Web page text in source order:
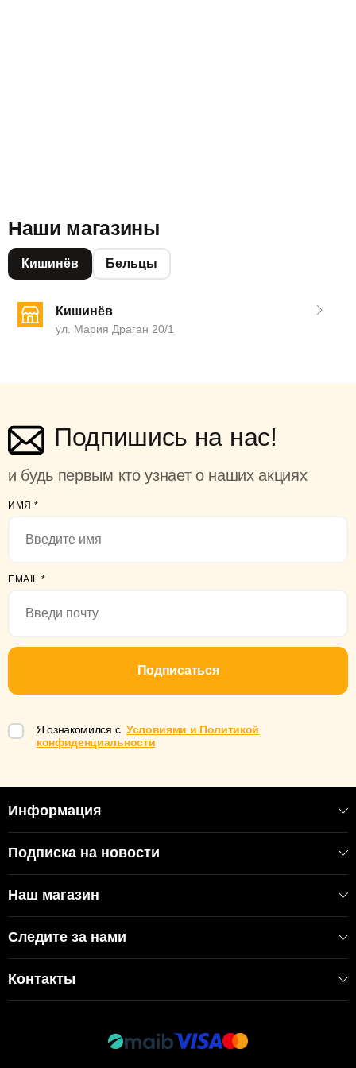
Наши магазины
Кишинёв Бельцы
Кишинёв
ул. Мария Драган 20/1
Подпишись на нас!
и будь первым кто узнает о наших акциях
ИМЯ *
EMAIL *
Подписаться
Я ознакомился с Условиями и Политикой
конфиденциальности
Информация
Подписка на новости
Наш магазин
Следите за нами
Контакты